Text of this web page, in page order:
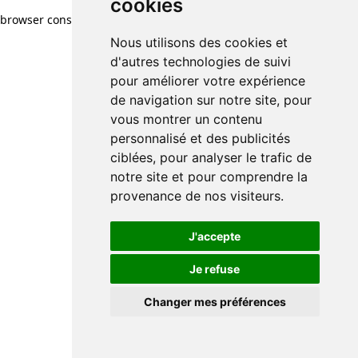
cookies
Nous utilisons des cookies et
d'autres technologies de suivi
pour améliorer votre expérience
de navigation sur notre site, pour
vous montrer un contenu
personnalisé et des publicités
ciblées, pour analyser le trafic de
notre site et pour comprendre la
provenance de nos visiteurs.
J'accepte
Je refuse
Changer mes préférences
browser console for more information)